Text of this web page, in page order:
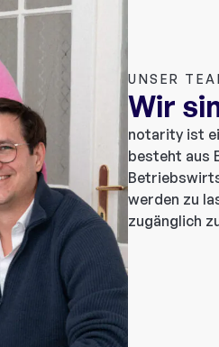
UNSER
Wir
notarity ist
besteht aus
werden zu
zugänglich